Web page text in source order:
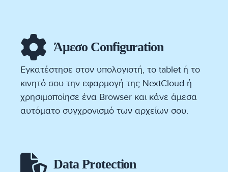
Άμεσο Configuration
Εγκατέστησε στον υπολογιστή, το tablet ή το
κινητό σου την εφαρμογή της NextCloud ή
χρησιμοποίησε ένα Browser και κάνε άμεσα
αυτόματο συγχρονισμό των αρχείων σου.
Data Protection